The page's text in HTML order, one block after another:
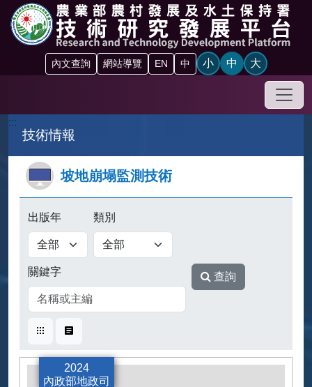
跳到主要內容區塊
內文查詢 網站導覽 EN 中 小 中 大
手機
:::
技術情報
坡地崩塌監測技術
出版年 類別
關鍵字 查詢 查詢
卡片式表格式
2024
內政部地政司